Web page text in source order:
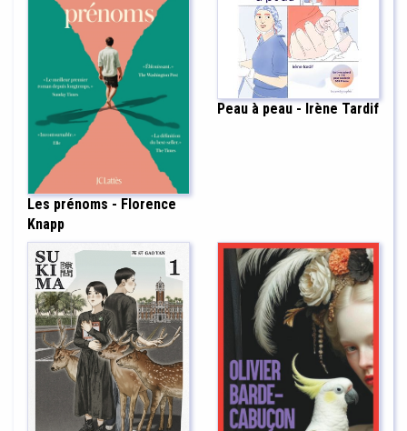
Les prénoms - Florence
Knapp
Peau à peau - Irène Tardif